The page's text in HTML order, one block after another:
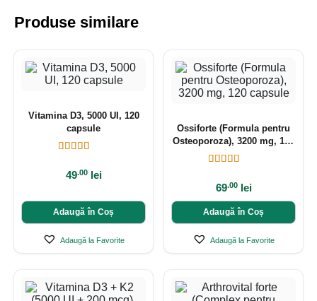
Produse similare
Vitamina D3, 5000 UI, 120
capsule
49.00 lei
Adaugă în Coș
Adaugă la Favorite
Ossiforte (Formula pentru
Osteoporoza), 3200 mg, 120
capsule
69.00 lei
Adaugă în Coș
Adaugă la Favorite